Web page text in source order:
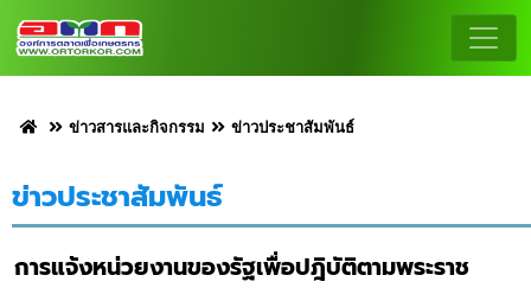
ข่าวสารและกิจกรรม ข่าวประชาสัมพันธ์
ข่าวประชาสัมพันธ์
การแจ้งหน่วยงานของรัฐเพื่อปฎิบัติตามพระราช